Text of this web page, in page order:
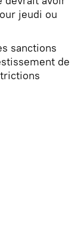
jeudi ou
sanctions
de